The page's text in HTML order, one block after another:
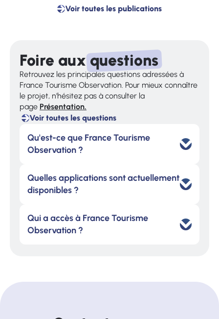
Voir
Voir toutes les publications
Foire auxquestions
Retrouvez les principales questions adressées à
France Tourisme Observation. Pour mieux connaître
le projet, n'hésitez pas à consulter la
page Présentation.
Voir
les
questions
Voir toutes les questions
Qu'est-ce que France Tourisme
Observation ?
Quelles applications sont actuellement
disponibles ?
Qui a accès à France Tourisme
Observation ?